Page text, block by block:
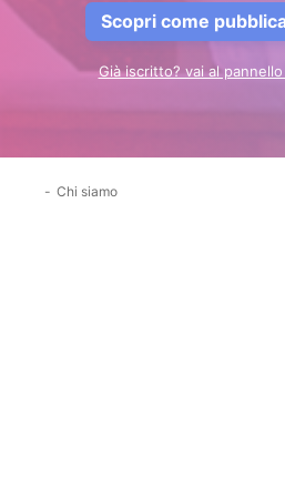
Scopri come
Già iscritto? vai al
Chi siamo